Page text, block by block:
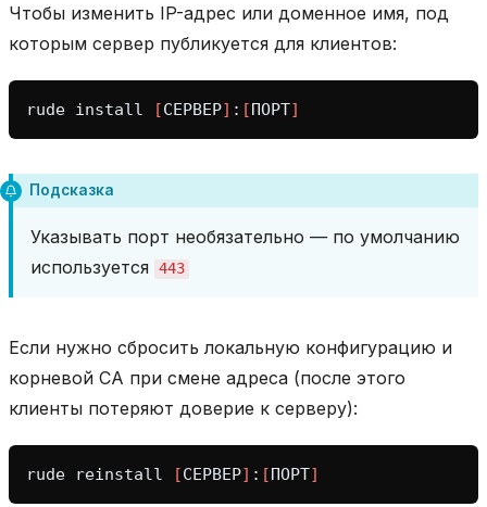
Чтобы изменить IP-адрес или доменное имя, под
которым сервер публикуется для клиентов:
rude install [СЕРВЕР] : [ПОРТ]
Подсказка
Указывать порт необязательно — по умолчанию
используется 443
Если нужно сбросить локальную конфигурацию и
корневой CA при смене адреса (после этого
клиенты потеряют доверие к серверу):
rude reinstall [СЕРВЕР] : [ПОРТ]